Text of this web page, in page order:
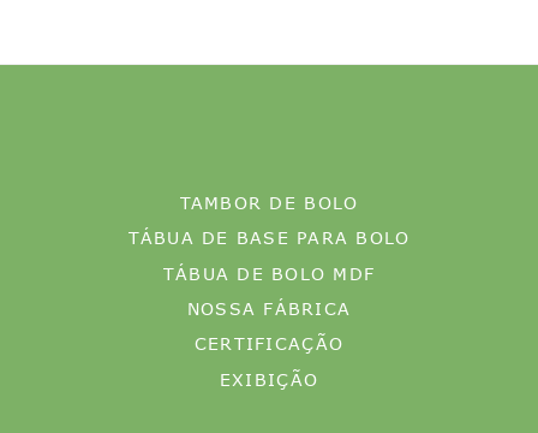
TAMBOR DE BOLO
TÁBUA DE BASE PARA BOLO
TÁBUA DE BOLO MDF
NOSSA FÁBRICA
CERTIFICAÇÃO
EXIBIÇÃO